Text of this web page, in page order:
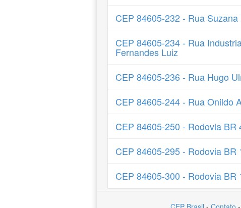
CEP 84605-232 - Rua Suzana
CEP 84605-234 - Rua
Fernandes Luiz
CEP 84605-236 - Rua Hugo
CEP 84605-244 - Rua Onildo
CEP 84605-250 - Rodovia BR
CEP 84605-295 - Rodovia BR
CEP 84605-300 - Rodovia BR